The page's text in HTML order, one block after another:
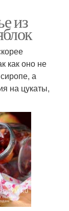
из
как оно не
а
на цукаты,